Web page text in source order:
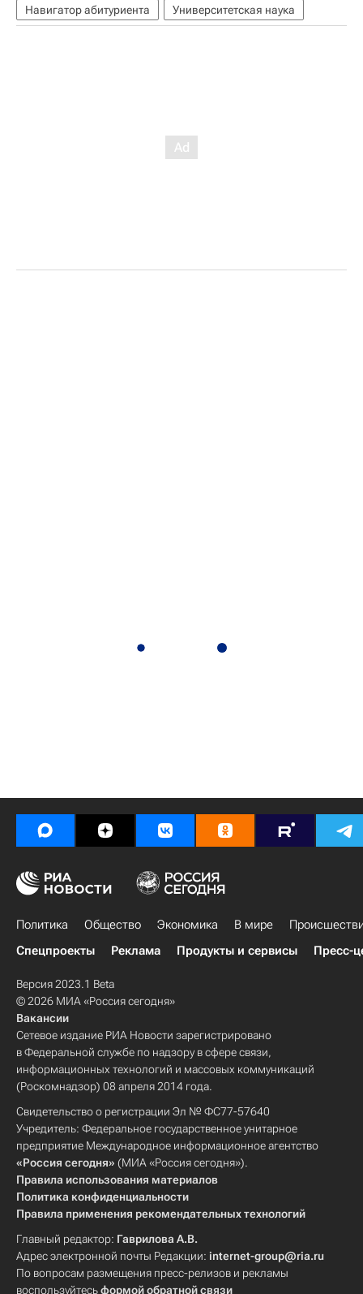
Навигатор абитуриента
Университетская наука
Политика Общество Экономика В мире
Спецпроекты
Реклама Продукты и сервисы Пресс-
Версия 2023.1 Beta
© 2026 МИА «Россия сегодня»
Вакансии
Сетевое издание РИА Новости зарегистрировано
в Федеральной службе по надзору в сфере связи,
информационных технологий и массовых коммуникаций
(Роскомнадзор) 08 апреля 2014 года.
Свидетельство о регистрации Эл № ФС77-57640
Учредитель: Федеральное государственное унитарное
предприятие Международное информационное агентство
«Россия сегодня» (МИА «Россия сегодня»).
Правила использования материалов
Политика конфиденциальности
Правила применения рекомендательных технологий
Главный редактор: Гаврилова А.В.
Адрес электронной почты Редакции: internet-group@ria.ru
По вопросам размещения пресс-релизов и рекламы
воспользуйтесьформой обратной связи